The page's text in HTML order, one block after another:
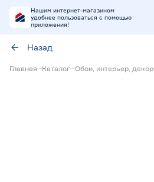
Нашим интернет-магазином
удобнее пользоваться с помощью
приложения!
Назад
Главная Каталог Обои, интерьер, декор